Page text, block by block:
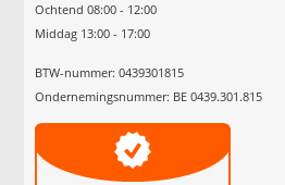
Ochtend 08:00 - 12:00
Middag 13:00 - 17:00
BTW-nummer: 0439301815
Ondernemingsnummer: BE 0439.301.815